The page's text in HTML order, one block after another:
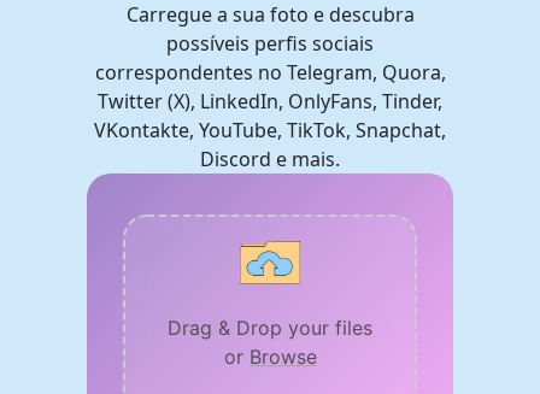
Carregue a sua foto e descubra
possíveis perfis sociais
correspondentes no Telegram, Quora,
Twitter (X), LinkedIn, OnlyFans, Tinder,
VKontakte, YouTube, TikTok, Snapchat,
Discord e mais.
Drag & Drop your files
or Browse